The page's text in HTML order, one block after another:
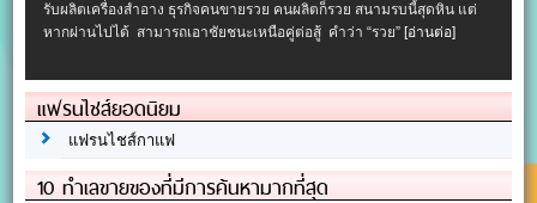
รับผลิตเครื่องสําอาง ธุรกิจคนขายรวย คนผลิตก็รวย สนามรบนี้สุดหิน แต่
หากผ่านไปได้ สามารถเอาชัยชนะเหนือคู่ต่อสู้ คำว่า “รวย” [อ่านต่อ]
แฟรนไชส์ยอดนิยม
แฟรนไชส์กาแฟ
10 ทำเลขายของที่มีการค้นหามากที่สุด